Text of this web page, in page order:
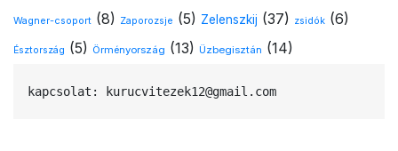
Wagner-csoport (8) Zaporozsje (5) Zelenszkij (37) zsidók (6)
Észtország (5) Örményország (13) Üzbegisztán (14)
kapcsolat: kurucvitezek12@gmail.com